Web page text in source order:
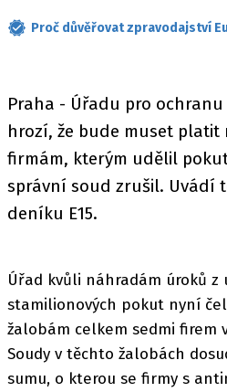
Proč důvěřovat zpravodajství
Praha - Úřadu pro
hrozí, že bude muset platit
firmám, kterým udělil
správní soud zrušil. Uvádí
deníku E15.
Úřad kvůli náhradám úroků z
stamilionových pokut nyní
žalobám celkem sedmi firem
Soudy v těchto žalobách
sumu, o kterou se firmy s